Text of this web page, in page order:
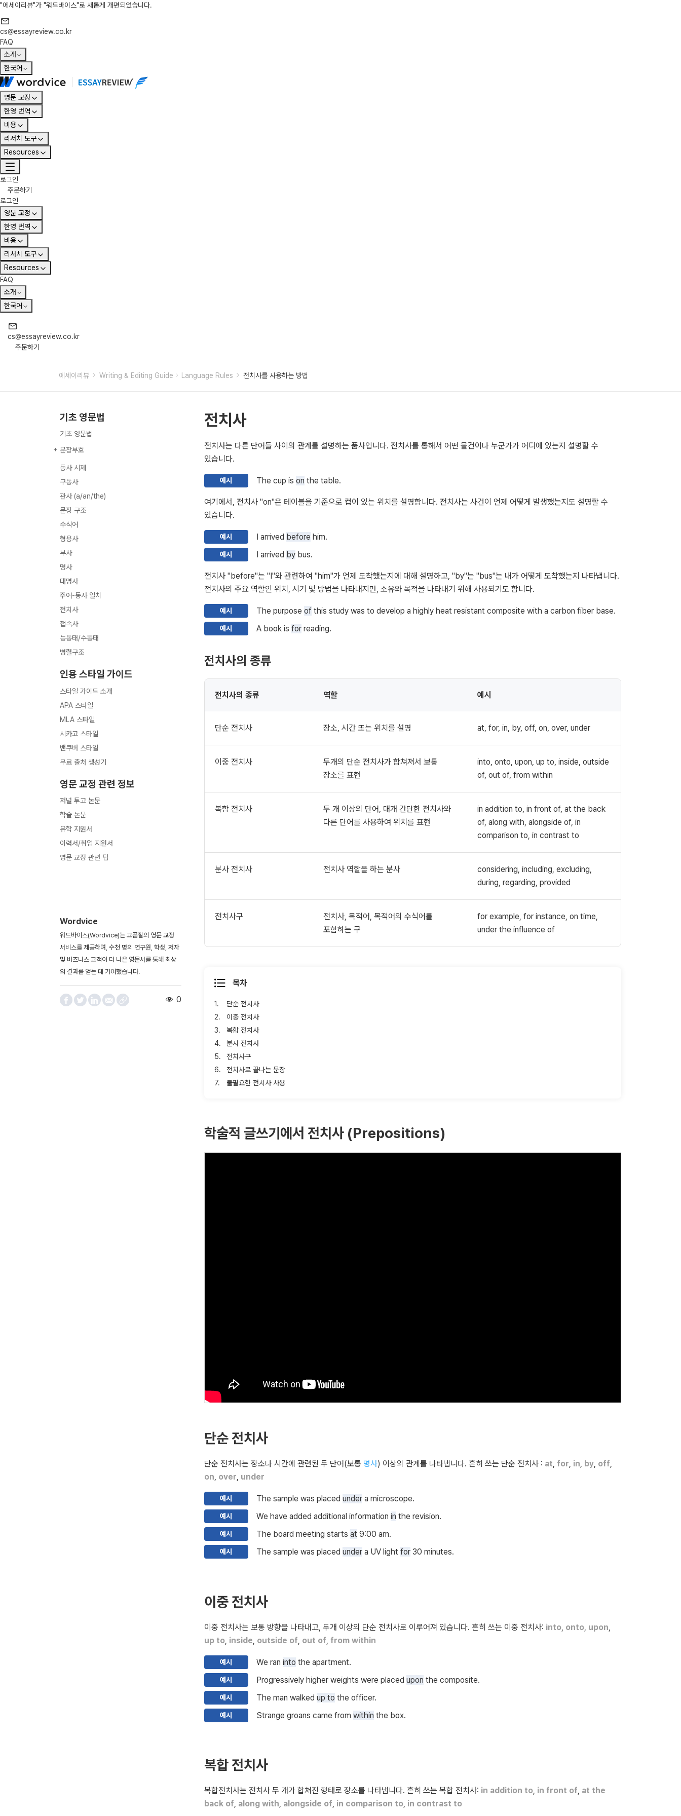
"에세이리뷰"가 "워드바이스"로 새롭게 개편되었습니다.
cs@essayreview.co.kr
FAQ
소개
한국어
영문 교정
한영 번역
비용
리서치 도구
Resources
로그인
주문하기
로그인
영문 교정
한영 번역
비용
리서치 도구
Resources
FAQ
소개
한국어
cs@essayreview.co.kr
주문하기
에세이리뷰 Writing & Editing Guide Language Rules 전치사를 사용하는 방법
기초 영문법
기초 영문법
문장부호
문장부호
쉼표 (,)
세미콜론 (;)
콜론 (:)
따옴표 (“”)
아포스트로피 (‘)
대시 (– 혹은 —)
하이픈 (-)
괄호 ( )
물음표 (?)
동사 시제
구동사
관사 (a/an/the)
문장 구조
수식어
형용사
부사
명사
대명사
주어-동사 일치
전치사
접속사
능동태/수동태
병렬구조
인용 스타일 가이드
스타일 가이드 소개
APA 스타일
MLA 스타일
시카고 스타일
밴쿠버 스타일
무료 출처 생성기
영문 교정 관련 정보
저널 투고 논문
학술 논문
유학 지원서
이력서/취업 지원서
영문 교정 관련 팁
Wordvice
워드바이스(Wordvice)는 고품질의 영문 교정
서비스를 제공하며, 수천 명의 연구원, 학생, 저자
및 비즈니스 고객이 더 나은 영문서를 통해 최상
의 결과를 얻는 데 기여했습니다.
0
전치사
전치사는 다른 단어들 사이의 관계를 설명하는 품사입니다. 전치사를 통해서 어떤 물건이나 누군가가 어디에 있는지 설명할 수
있습니다.
예시 The cup is on the table.
여기에서, 전치사 "on"은 테이블을 기준으로 컵이 있는 위치를 설명합니다. 전치사는 사건이 언제 어떻게 발생했는지도 설명할 수
있습니다.
예시 I arrived before him.
예시 I arrived bybus.
전치사 "before"는 "I"와 관련하여 "him"가 언제 도착했는지에 대해 설명하고, "by"는 "bus"는 내가 어떻게 도착했는지 나타냅니다.
전치사의 주요 역할인 위치, 시기 및 방법을 나타내지만, 소유와 목적을 나타내기 위해 사용되기도 합니다.
예시 The purpose ofthis study was to develop a highly heat resistant composite with a carbon fiber base.
예시 A book is forreading.
전치사의 종류
전치사의 종류 역할 예시
단순 전치사 장소, 시간 또는 위치를 설명 at, for, in, by, off, on, over, under
이중 전치사
두개의 단순 전치사가 합쳐져서 보통
장소를 표현
into, onto, upon, up to, inside, outside
of, out of, from within
복합 전치사
두 개 이상의 단어, 대개 간단한 전치사와
다른 단어를 사용하여 위치를 표현
in addition to, in front of, at the back
of, along with, alongside of, in
comparison to, in contrast to
분사 전치사 전치사 역할을 하는 분사
considering, including, excluding,
during, regarding, provided
전치사구
전치사, 목적어, 목적어의 수식어를
포함하는 구
for example, for instance, on time,
under the influence of
목차
1.
단순 전치사
2.
이중 전치사
3.
복합 전치사
4.
분사 전치사
5.
전치사구
6.
전치사로 끝나는 문장
7.
불필요한 전치사 사용
학술적 글쓰기에서 전치사 (Prepositions)
단순 전치사
단순 전치사는 장소나 시간에 관련된 두 단어(보통 명사) 이상의 관계를 나타냅니다. 흔히 쓰는 단순 전치사 : at, for, in, by, off,
on, over, under
예시 The sample was placed undera microscope.
예시 We have added additional information in the revision.
예시 The board meeting starts at9:00 am.
예시 The sample was placed undera UV light for30 minutes.
이중 전치사
이중 전치사는 보통 방향을 나타내고, 두개 이상의 단순 전치사로 이루어져 있습니다. 흔히 쓰는 이중 전치사: into, onto, upon
up to, inside outside of out of from within
예시 We ran into the apartment.
예시 Progressively higher weights were placed upon the composite.
예시 The man walked up to the officer.
예시 Strange groans came from within the box.
복합 전치사
복합전치사는 전치사 두 개가 합쳐진 형태로 장소를 나타냅니다. 흔히 쓰는 복합 전치사: in addition to, in front of, at the
back of, along with, alongside of, in comparison to, in contrast to